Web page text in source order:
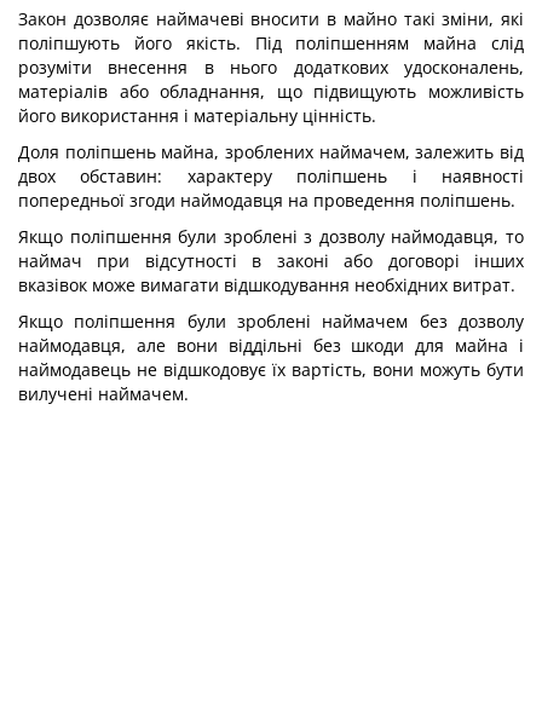
Закон дозволяє наймачеві вносити в майно такі зміни, які
поліпшують його якість. Під поліпшенням майна слід
розуміти внесення в нього додаткових удосконалень,
матеріалів або обладнання, що підвищують можливість
його використання і матеріальну цінність.
Доля поліпшень майна, зроблених наймачем, залежить від
двох обставин: характеру поліпшень і наявності
попередньої згоди наймодавця на проведення поліпшень.
Якщо поліпшення були зроблені з дозволу наймодавця, то
наймач при відсутності в законі або договорі інших
вказівок може вимагати відшкодування необхідних витрат.
Якщо поліпшення були зроблені наймачем без дозволу
наймодавця, але вони віддільні без шкоди для майна і
наймодавець не відшкодовує їх вартість, вони можуть бути
вилучені наймачем.